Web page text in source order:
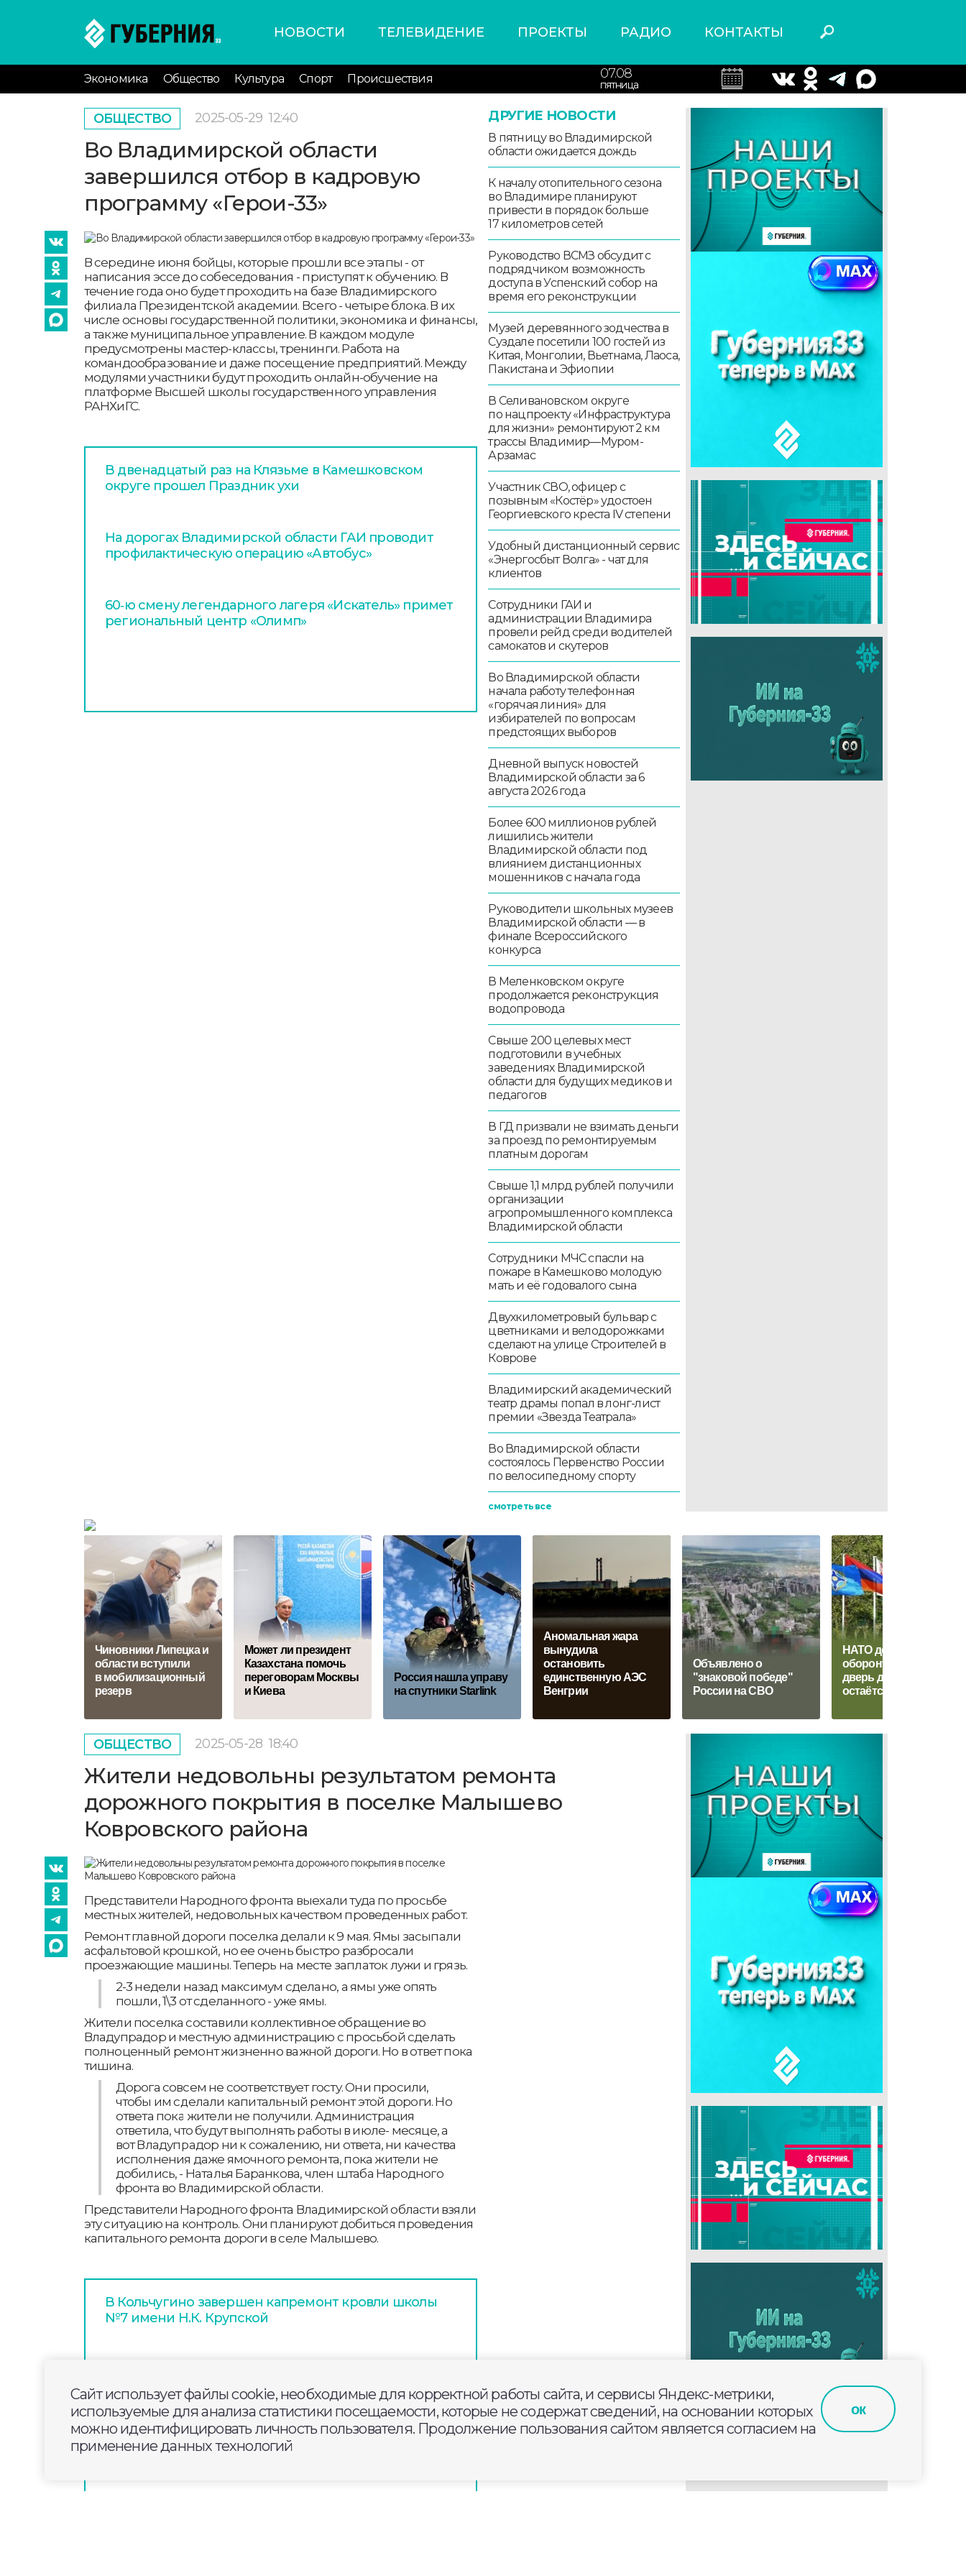
НОВОСТИ ТЕЛЕВИДЕНИЕ ПРОЕКТЫ РАДИО КОНТАКТЫ
Экономика Общество Культура Спорт Происшествия 07.08
пятница
ОБЩЕСТВО 2025-05-29 12:40
Во Владимирской области
завершился отбор в кадровую
программу «Герои-33»
В середине июня бойцы, которые прошли все этапы - от
написания эссе до собеседования - приступят к обучению. В
течение года оно будет проходить на базе Владимирского
филиала Президентской академии. Всего - четыре блока. В их
числе основы государственной политики, экономика и финансы,
а также муниципальное управление. В каждом модуле
предусмотрены мастер-классы, тренинги. Работа на
командообразование и даже посещение предприятий. Между
модулями участники будут проходить онлайн-обучение на
платформе Высшей школы государственного управления
РАНХиГС.
В двенадцатый раз на Клязьме в Камешковском
округе прошел Праздник ухи
На дорогах Владимирской области ГАИ проводит
профилактическую операцию «Автобус»
60‑ю смену легендарного лагеря «Искатель» примет
региональный центр «Олимп»
ДРУГИЕ НОВОСТИ
В пятницу во Владимирской
области ожидается дождь
К началу отопительного сезона
во Владимире планируют
привести в порядок больше
17 километров сетей
Руководство ВСМЗ обсудит с
подрядчиком возможность
доступа в Успенский собор на
время его реконструкции
Музей деревянного зодчества в
Суздале посетили 100 гостей из
Китая, Монголии, Вьетнама, Лаоса,
Пакистана и Эфиопии
В Селивановском округе
по нацпроекту «Инфраструктура
для жизни» ремонтируют 2 км
трассы Владимир—Муром-
Арзамас
Участник СВО, офицер с
позывным «Костёр» удостоен
Георгиевского креста IV степени
Удобный дистанционный сервис
«Энергосбыт Волга» - чат для
клиентов
Сотрудники ГАИ и
администрации Владимира
провели рейд среди водителей
самокатов и скутеров
Во Владимирской области
начала работу телефонная
«горячая линия» для
избирателей по вопросам
предстоящих выборов
Дневной выпуск новостей
Владимирской области за 6
августа 2026 года
Более 600 миллионов рублей
лишились жители
Владимирской области под
влиянием дистанционных
мошенников с начала года
Руководители школьных музеев
Владимирской области — в
финале Всероссийского
конкурса
В Меленковском округе
продолжается реконструкция
водопровода
Свыше 200 целевых мест
подготовили в учебных
заведениях Владимирской
области для будущих медиков и
педагогов
В ГД призвали не взимать деньги
за проезд по ремонтируемым
платным дорогам
Свыше 1,1 млрд рублей получили
организации
агропромышленного комплекса
Владимирской области
Сотрудники МЧС спасли на
пожаре в Камешково молодую
мать и её годовалого сына
Двухкилометровый бульвар с
цветниками и велодорожками
сделают на улице Строителей в
Коврове
Владимирский академический
театр драмы попал в лонг-лист
премии «Звезда Театрала»
Во Владимирской области
состоялось Первенство России
по велосипедному спорту
смотреть все
Чиновники Липецка и
области вступили
в мобилизационный
резерв
Может ли президент
Казахстана помочь
переговорам Москвы
и Киева
Россия нашла управу
на спутники Starlink
Аномальная жара
вынудила
остановить
единственную АЭС
Венгрии
Объявлено о
"знаковой победе"
России на СВО
НАТО держит
оборону: почему
дверь для ОДКБ
остаётся закрытой
ОБЩЕСТВО 2025-05-28 18:40
Жители недовольны результатом ремонта
дорожного покрытия в поселке Малышево
Ковровского района
Представители Народного фронта выехали туда по просьбе
местных жителей, недовольных качеством проведенных работ.
Ремонт главной дороги поселка делали к 9 мая. Ямы засыпали
асфальтовой крошкой, но ее очень быстро разбросали
проезжающие машины. Теперь на месте заплаток лужи и грязь.
2-3 недели назад максимум сделано, а ямы уже опять
пошли, 1\3 от сделанного - уже ямы.
Жители поселка составили коллективное обращение во
Владупрадор и местную администрацию с просьбой сделать
полноценный ремонт жизненно важной дороги. Но в ответ пока
тишина.
Дорога совсем не соответствует госту. Они просили,
чтобы им сделали капитальный ремонт этой дороги. Но
ответа пока жители не получили. Администрация
ответила, что будут выполнять работы в июле- месяце, а
вот Владупрадор ни к сожалению, ни ответа, ни качества
исполнения даже ямочного ремонта, пока жители не
добились, - Наталья Баранкова, член штаба Народного
фронта во Владимирской области.
Представители Народного фронта Владимирской области взяли
эту ситуацию на контроль. Они планируют добиться проведения
капитального ремонта дороги в селе Малышево.
В Кольчугино завершен капремонт кровли школы
№7 имени Н.К. Крупской
4 августа 2026 года
Центр компетенций в сфере демографии открылся
во Владимирской области
Сайт использует файлы cookie, необходимые для корректной работы сайта, и сервисы Яндекс-метрики,
используемые для анализа статистики посещаемости, которые не содержат сведений, на основании которых
можно идентифицировать личность пользователя. Продолжение пользования сайтом является согласием на
применение данных технологий
ок